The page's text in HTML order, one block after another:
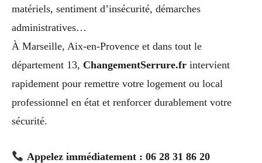
matériels, sentiment d’insécurité, démarches
administratives…
À Marseille, Aix-en-Provence et dans tout le
département 13, ChangementSerrure.fr intervient
rapidement pour remettre votre logement ou local
professionnel en état et renforcer durablement votre
sécurité.
Appelez immédiatement : 06 28 31 86 20